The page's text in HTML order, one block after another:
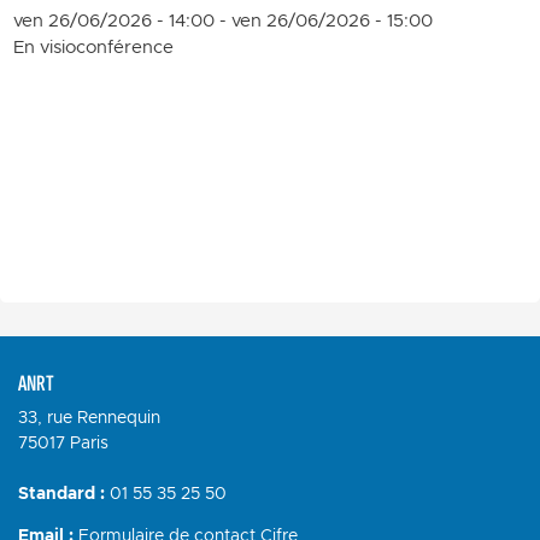
ven 26/06/2026 - 14:00- ven 26/06/2026 - 15:00
En visioconférence
ANRT
33, rue Rennequin
75017 Paris
Standard : 01 55 35 25 50
Email : Formulaire de contact Cifre